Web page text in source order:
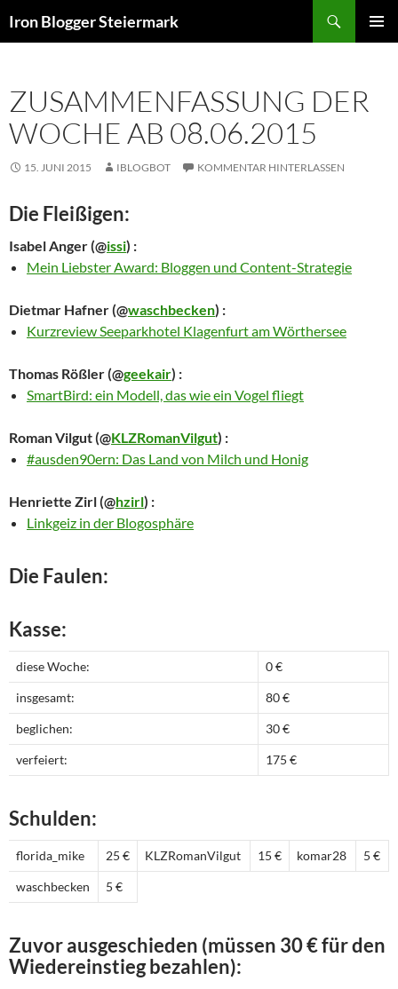
Inhalt
Iron Blogger Steiermark
ZUSAMMENFASSUNG DER
WOCHE AB 08.06.2015
15. JUNI 2015 IBLOGBOT KOMMENTAR HINTERLASSEN
Die Fleißigen:
Isabel Anger(@issi) :
Mein Liebster Award: Bloggen und Content-Strategie
Dietmar Hafner(@waschbecken) :
Kurzreview Seeparkhotel Klagenfurt am Wörthersee
Thomas Rößler(@geekair) :
SmartBird: ein Modell, das wie ein Vogel fliegt
Roman Vilgut(@KLZRomanVilgut) :
#ausden90ern: Das Land von Milch und Honig
Henriette Zirl(@hzirl) :
Linkgeiz in der Blogosphäre
Die Faulen:
Kasse:
diese Woche: 0 €
insgesamt: 80 €
beglichen: 30 €
verfeiert: 175 €
Schulden:
florida_mike 25 € KLZRomanVilgut 15 € komar28 5 €
waschbecken 5 €
Zuvor ausgeschieden (müssen 30 € für den
Wiedereinstieg bezahlen):